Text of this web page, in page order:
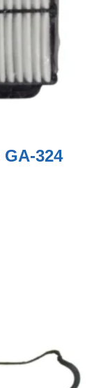
324